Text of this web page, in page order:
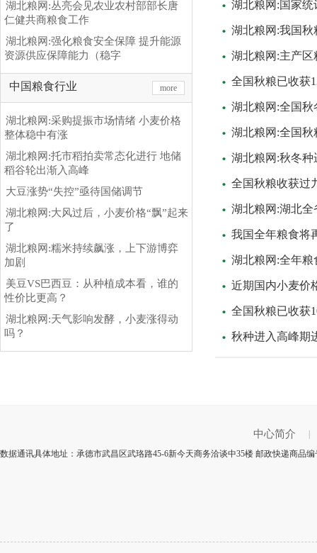
湖北粮网:丛亮会见农业农村部部长唐
仁健共商粮食工作
湖北粮网:强化粮食安全保障 提升能源
资源供应保障能力（稳字
中国粮食行业 more
湖北粮网:采购提振市场情绪 小麦价格
整体稳中有涨
湖北粮网:托市稻拍卖常态化进行 地储
稻谷轮出渐入高峰
大豆涨势“失控”亟待国储调节
湖北粮网:大风过后，小麦价格“飘”起来
了
湖北粮网:糯米持续飙涨，上下游博弈
加剧
美豆VS巴西豆：从种植成本看，谁的
性价比更高？
湖北粮网:天气影响发酵，小麦涨得动
吗？
湖北粮网:国家统
湖北粮网:我国秋
湖北粮网:主产区
全国秋粮已收获
湖北粮网:全国
湖北粮网:全国秋
湖北粮网:秋冬
全国秋粮收获过
湖北粮网:湖北全
我国全年粮食将
湖北粮网:全年
近期国内小麦价
全国秋粮已收获
秋种进入高峰期
中心简介
数据通讯具体地址：承德市武昌区武珞路45-6新今天商务洽谈中35楼 邮政快递商品